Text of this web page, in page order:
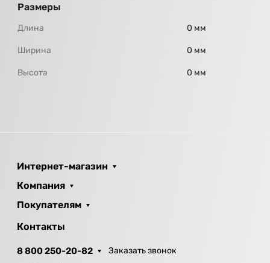
Размеры
Длина 0 мм
Ширина 0 мм
Высота 0 мм
Интернет-магазин
Компания
Покупателям
Контакты
8 800 250-20-82 Заказать звонок